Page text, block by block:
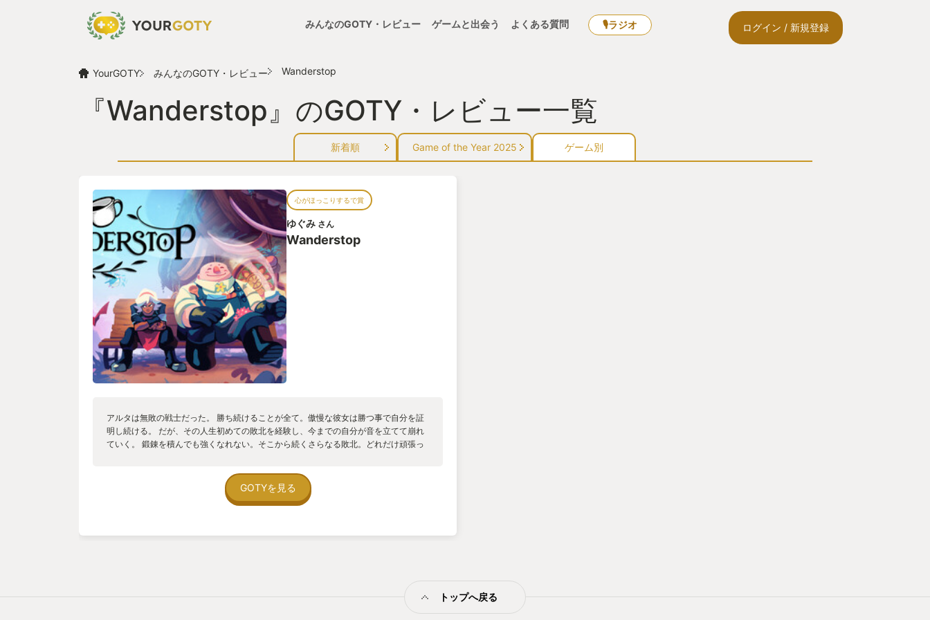
みんなのGOTY・レビュー ゲームと出会う よくある質問 🎙ラジオ ログイン / 新規登録
YourGOTY みんなのGOTY・レビュー Wanderstop
『Wanderstop』のGOTY・レビュー一覧
新着順 Game of the Year 2025 ゲーム別
心がほっこりするで賞
ゆぐみ さん
Wanderstop
アルタは無敗の戦士だった。 勝ち続けることが全て。傲慢な彼女は勝つ事で自分を証
明し続ける。 だが、その人生初めての敗北を経験し、今までの自分が音を立てて崩れ
ていく。 鍛錬を積んでも強くなれない。そこから続くさらなる敗北。どれだけ頑張っ
ス。このティーハウスは、“限界に近い人たち”が迷い込む場所だ。 そこを営むのは、
大柄でマイペースで、やたらとゆるい男・ボロ。 アルタの事を終始「お嬢さん」と呼
率化ゼロ。近道はない。急かされることもゼロ。 注文と違っていたら作り直す。それ
ていく。 アルタは、そのすべてを見守る。 Wanderstop は“お茶”を通じて心を見つめ
GOTYを見る
トップへ戻る